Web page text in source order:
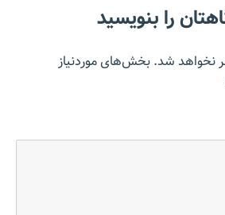
را بنویسید
نخواهد شد.بخش‌های موردنیاز